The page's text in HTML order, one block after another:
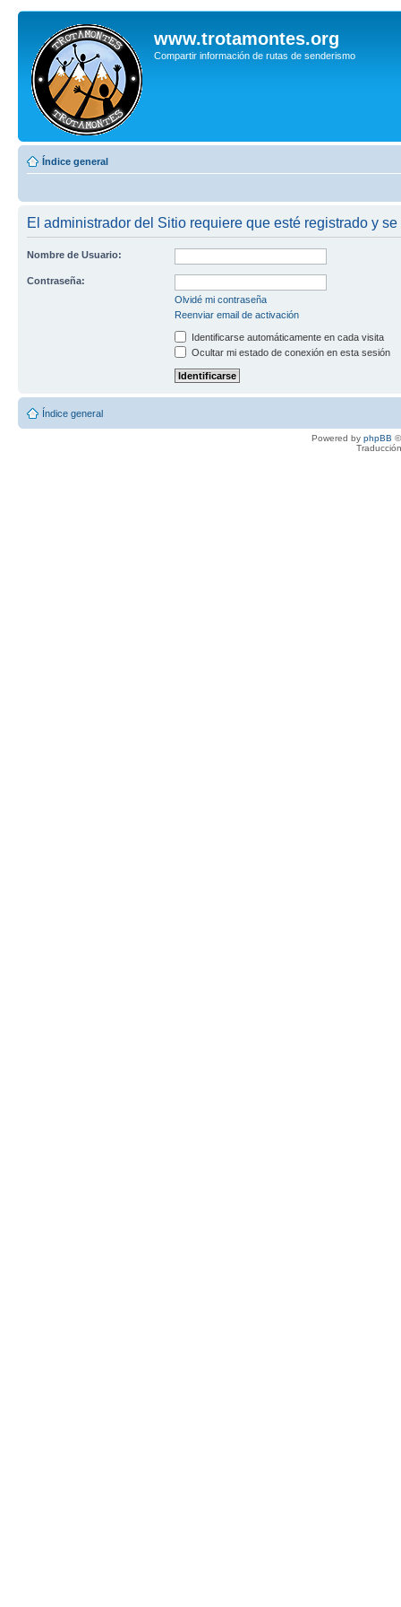
www.trotamontes.org
Compartir información de rutas de senderismo
Índice general
El administrador del Sitio requiere que esté registrado y
Nombre de Usuario:
Contraseña:
Olvidé mi contraseña
Reenviar email de activación
Identificarse automáticamente en cada visita
Ocultar mi estado de conexión en esta sesión
Índice general
Powered by phpBB